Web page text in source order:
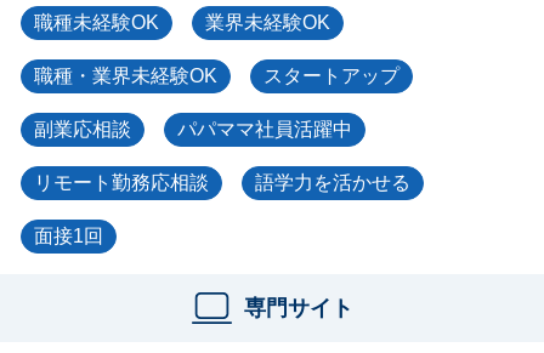
職種未経験OK 業界未経験OK
職種・業界未経験OK スタートアップ
副業応相談 パパママ社員活躍中
リモート勤務応相談 語学力を活かせる
面接1回
専門サイト